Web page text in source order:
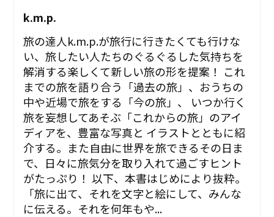
k.m.p.
旅の達人k.m.p.が旅行に行きたくても行けな
い、旅したい人たちのぐるぐるした気持ちを
解消する楽しくて新しい旅の形を提案！ これ
までの旅を語り合う「過去の旅」、おうちの
中や近場で旅をする「今の旅」、 いつか行く
旅を妄想してあそぶ「これからの旅」のアイ
ディアを、豊富な写真と イラストとともに紹
介する。また自由に世界を旅できるその日ま
で、日々に旅気分を取り入れて過ごすヒント
がたっぷり！ 以下、本書はじめにより抜粋。
「旅に出て、それを文字と絵にして、みんな
に伝える。それを何年もや...